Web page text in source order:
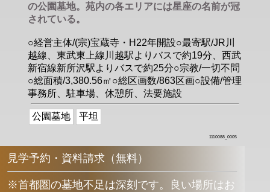
の公園墓地。苑内の各エリアには星座の名前が冠
されている。
○経営主体/(宗)宝蔵寺・H22年開設○最寄駅/JR川
越線、東武東上線川越駅よりバスで約19分、西武
新宿線新所沢駅よりバスで約25分○宗教/一切不問
○総面積/3,380.56㎡○総区画数/863区画○設備/管理
事務所、駐車場、休憩所、法要施設
公園墓地 平坦
1110088_0005
見学予約・資料請求（無料）
※首都圏の墓地不足は深刻です。良い場所はお